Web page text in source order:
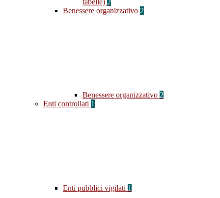
tabelle) 2
Benessere organizzativo 2
Benessere organizzativo 2
Enti controllati 1
Enti pubblici vigilati 1